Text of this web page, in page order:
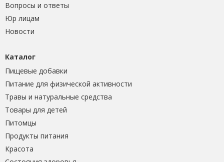
Вопросы и ответы
Юр лицам
Новости
Каталог
Пищевые добавки
Питание для физической активности
Травы и натуральные средства
Товары для детей
Питомцы
Продукты питания
Красота